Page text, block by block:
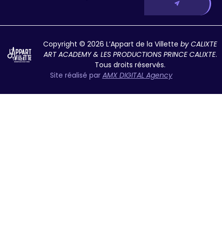
Copyright © 2026 L’Appart de la Villetteby CALIXTE
ART ACADEMY & LES PRODUCTIONS PRINCE CALIXTE.
Tous droits réservés.
Site réalisé par AMX DIGITAL Agency